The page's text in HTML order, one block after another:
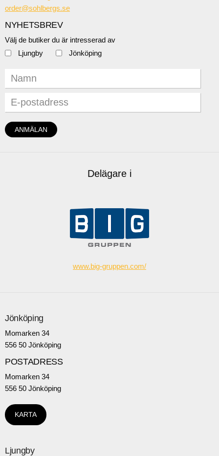
order@sohlbergs.se
NYHETSBREV
Välj de butiker du är intresserad av
Ljungby
Jönköping
Delägare i
www.big-gruppen.com/
Jönköping
Momarken 34
556 50 Jönköping
POSTADRESS
Momarken 34
556 50 Jönköping
KARTA
Ljungby